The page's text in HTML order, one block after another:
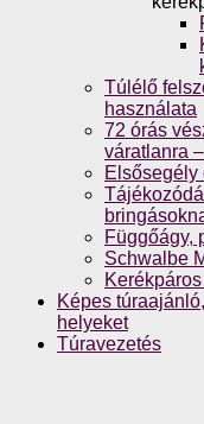
Túlélő
használata
72 órás
váratlanra
Elsősegély
Függőágy,
Schwalbe
Képes
helyeket
Túravezetés